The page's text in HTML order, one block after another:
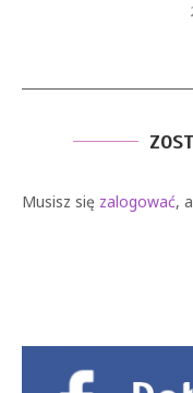
Musisz się zalogować,